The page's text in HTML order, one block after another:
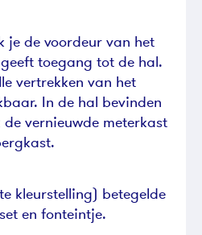
je de voordeur van het
toegang tot de hal.
vertrekken van het
In de hal bevinden
vernieuwde meterkast
kleurstelling) betegelde
en fonteintje.